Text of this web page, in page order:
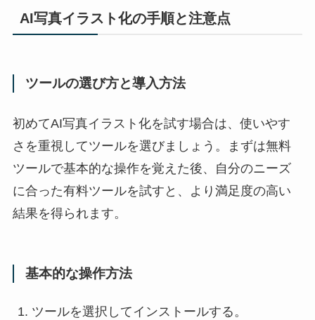
AI写真イラスト化の手順と注意点
ツールの選び方と導入方法
初めてAI写真イラスト化を試す場合は、使いやす
さを重視してツールを選びましょう。まずは無料
ツールで基本的な操作を覚えた後、自分のニーズ
に合った有料ツールを試すと、より満足度の高い
結果を得られます。
基本的な操作方法
ツールを選択してインストールする。